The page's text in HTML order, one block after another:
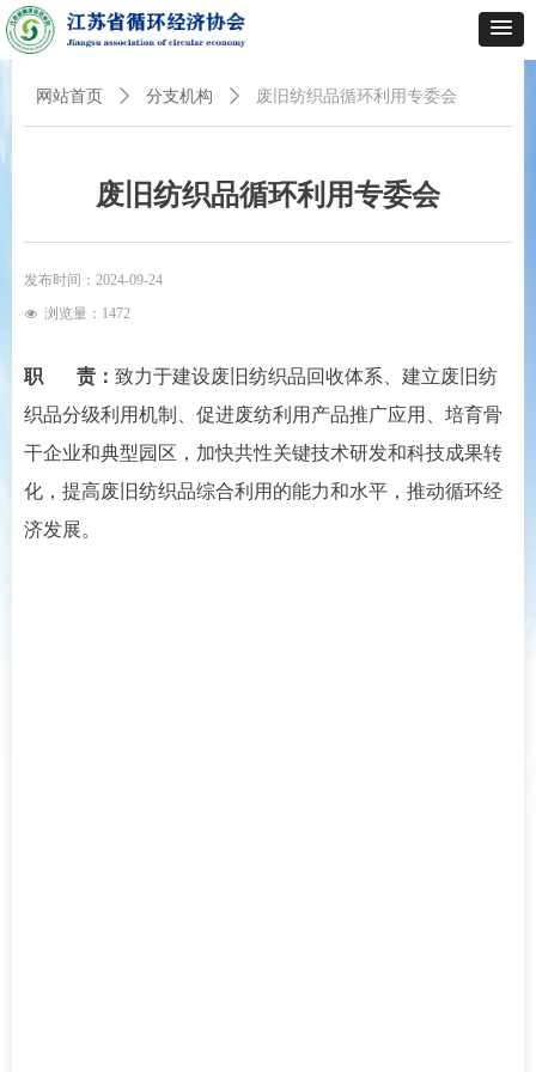
废旧纺织品循环利用专委会
发布时间： 2024-09-24
넶 浏览量： 1472
职 责： 致力于建设废旧纺织品回收体系、建立废旧纺
织品分级利用机制、促进废纺利用产品推广应用、培育骨
干企业和典型园区，加快共性关键技术研发和科技成果转
化，提高废旧纺织品综合利用的能力和水平，推动循环经
济发展。
网站首页 ꄲ 分支机构 ꄲ 废旧纺织品循环利用专委会